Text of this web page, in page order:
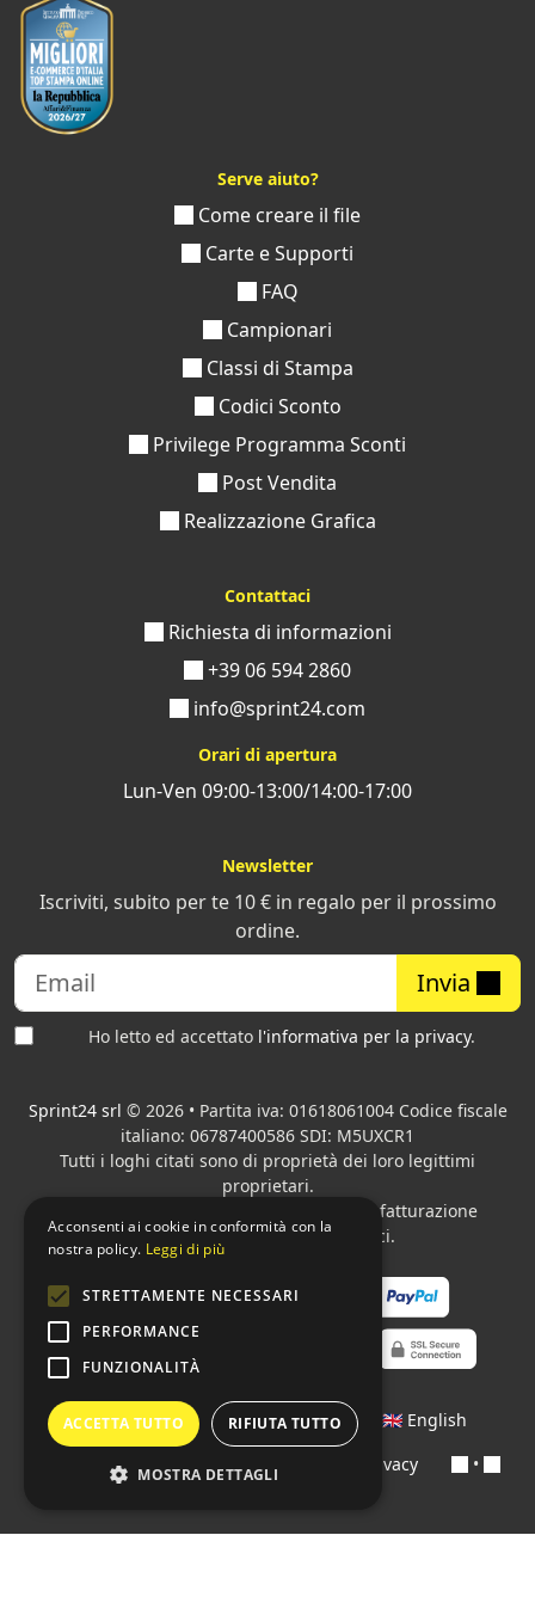
Serve aiuto?
Come creare il file
Carte e Supporti
FAQ
Campionari
Classi di Stampa
Codici Sconto
Privilege Programma Sconti
Post Vendita
Realizzazione Grafica
Contattaci
Richiesta di informazioni
+39 06 594 2860
info@sprint24.com
Orari di apertura
Lun-Ven 09:00-13:00/14:00-17:00
Newsletter
Iscriviti, subito per te 10 € in regalo per il prossimo
ordine.
Invia
Ho letto ed accettato l'informativa per la privacy.
Sprint24 srl © 2026 • Partita iva: 01618061004 Codice fiscale
italiano: 06787400586 SDI: M5UXCR1
Tutti i loghi citati sono di proprietà dei loro legittimi
proprietari.
adibita alla fatturazione
elettronica per gli Enti pubblici.
Lingue: 🇮🇹 Italiano • 🇫🇷 Français
🇬🇧 English
• Condizioni di pagamento Privacy •
Acconsenti ai cookie in conformità con la
nostra policy. Leggi di più
STRETTAMENTE NECESSARI
PERFORMANCE
FUNZIONALITÀ
ACCETTA TUTTO RIFIUTA TUTTO
MOSTRA DETTAGLI